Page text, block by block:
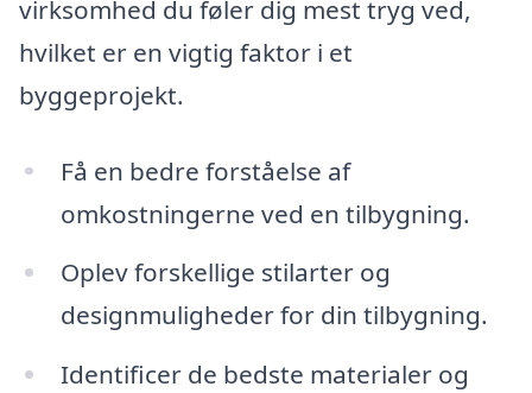
virksomhed du føler dig mest tryg ved,
hvilket er en vigtig faktor i et
byggeprojekt.
Få en bedre forståelse af
omkostningerne ved en tilbygning.
Oplev forskellige stilarter og
designmuligheder for din tilbygning.
Identificer de bedste materialer og